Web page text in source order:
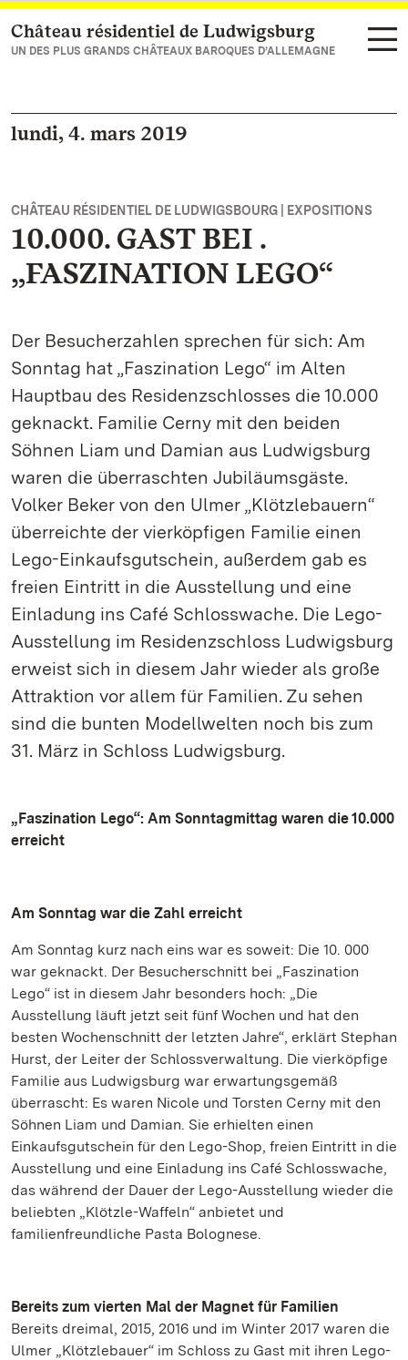
Vers la page d’accueil
Château résidentiel de Ludwigsburg
UN DES PLUS GRANDS CHÂTEAUX BAROQUES D’ALLEMAGNE
lundi, 4. mars 2019
CHÂTEAU RÉSIDENTIEL DE LUDWIGSBOURG | EXPOSITIONS
10.000. GAST BEI .
„FASZINATION LEGO“
Der Besucherzahlen sprechen für sich: Am
Sonntag hat „Faszination Lego“ im Alten
Hauptbau des Residenzschlosses die 10.000
geknackt. Familie Cerny mit den beiden
Söhnen Liam und Damian aus Ludwigsburg
waren die überraschten Jubiläumsgäste.
Volker Beker von den Ulmer „Klötzlebauern“
überreichte der vierköpfigen Familie einen
Lego-Einkaufsgutschein, außerdem gab es
freien Eintritt in die Ausstellung und eine
Einladung ins Café Schlosswache. Die Lego-
Ausstellung im Residenzschloss Ludwigsburg
erweist sich in diesem Jahr wieder als große
Attraktion vor allem für Familien. Zu sehen
sind die bunten Modellwelten noch bis zum
31. März in Schloss Ludwigsburg.
„Faszination Lego“: Am Sonntagmittag waren die 10.000
erreicht
Am Sonntag war die Zahl erreicht
Am Sonntag kurz nach eins war es soweit: Die 10. 000
war geknackt. Der Besucherschnitt bei „Faszination
Lego“ ist in diesem Jahr besonders hoch: „Die
Ausstellung läuft jetzt seit fünf Wochen und hat den
besten Wochenschnitt der letzten Jahre“, erklärt Stephan
Hurst, der Leiter der Schlossverwaltung. Die vierköpfige
Familie aus Ludwigsburg war erwartungsgemäß
überrascht: Es waren Nicole und Torsten Cerny mit den
Söhnen Liam und Damian. Sie erhielten einen
Einkaufsgutschein für den Lego-Shop, freien Eintritt in die
Ausstellung und eine Einladung ins Café Schlosswache,
das während der Dauer der Lego-Ausstellung wieder die
beliebten „Klötzle-Waffeln“ anbietet und
familienfreundliche Pasta Bolognese.
Bereits zum vierten Mal der Magnet für Familien
Bereits dreimal, 2015, 2016 und im Winter 2017 waren die
Ulmer „Klötzlebauer“ im Schloss zu Gast mit ihren Lego-